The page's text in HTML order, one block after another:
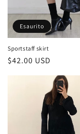
Esaurito
Sportstaff skirt
Prezzo
di
$42.00 USD